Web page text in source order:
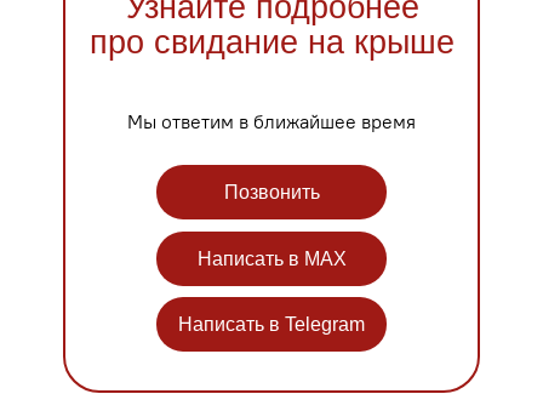
Узнайте подробнее
про свидание на крыше
Мы ответим в ближайшее время
Позвонить
Написать в MAX
Написать в Telegram